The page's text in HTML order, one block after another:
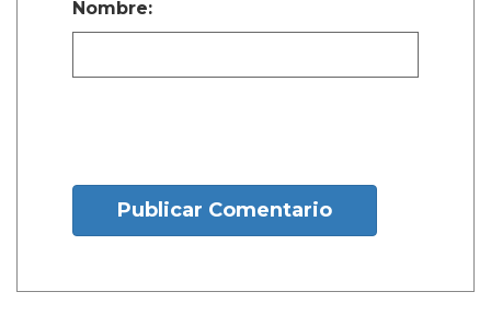
Nombre:
Publicar Comentario